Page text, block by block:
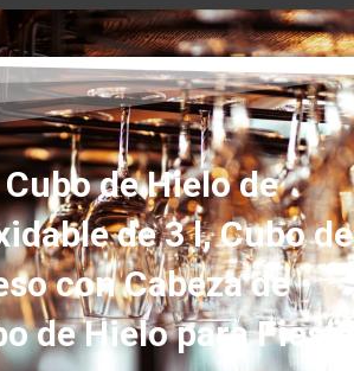
de Hielo de
de 3 l, Cubo de
con Cabeza de
de Hielo para